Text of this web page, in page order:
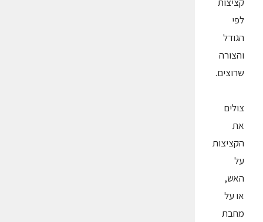
לפי
הגודל
והצורה
שרוצים.
צולים
את
הקציצות
על
האש,
או על
מחבת